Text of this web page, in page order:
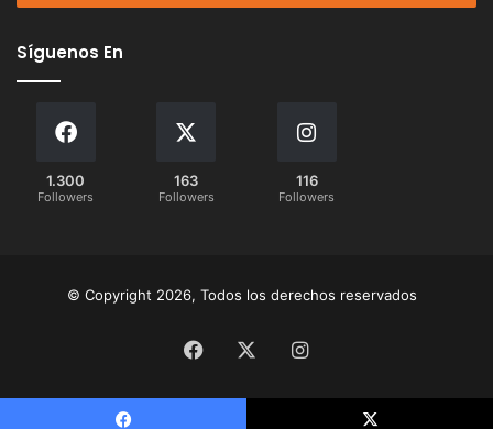
Síguenos En
1.300
Followers
163
Followers
116
Followers
© Copyright 2026, Todos los derechos reservados
Facebook Instagram